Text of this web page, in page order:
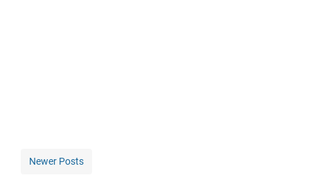
Newer Posts